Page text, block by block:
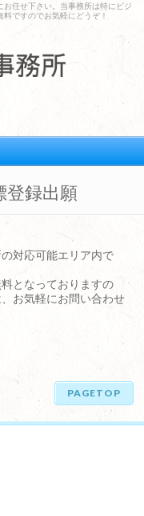
任せ下さい。当事務所は特にビジ
ですのでお気軽にどうぞ！
登録出願
対応可能エリア内で
となっておりますの
お気軽にお問い合わせ
PAGETOP